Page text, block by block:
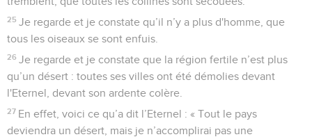
25 Je regarde et je constate qu’il n’y a plus d'homme, que
tous les oiseaux se sont enfuis.
26 Je regarde et je constate que la région fertile n’est plus
qu’un désert : toutes ses villes ont été démolies devant
l'Eternel, devant son ardente colère.
27 En effet, voici ce qu’a dit l’Eternel : « Tout le pays
deviendra un désert, mais je n’accomplirai pas une